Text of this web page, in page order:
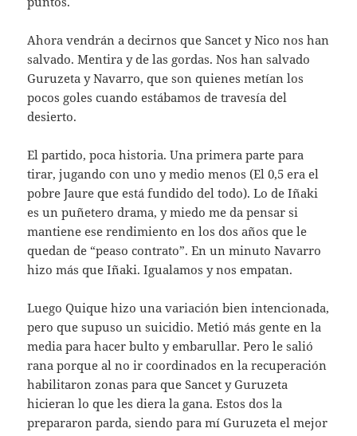
Ahora vendrán a decirnos que Sancet y Nico nos han
salvado. Mentira y de las gordas. Nos han salvado
Guruzeta y Navarro, que son quienes metían los
pocos goles cuando estábamos de travesía del
desierto.
El partido, poca historia. Una primera parte para
tirar, jugando con uno y medio menos (El 0,5 era el
pobre Jaure que está fundido del todo). Lo de Iñaki
es un puñetero drama, y miedo me da pensar si
mantiene ese rendimiento en los dos años que le
quedan de “peaso contrato”. En un minuto Navarro
hizo más que Iñaki. Igualamos y nos empatan.
Luego Quique hizo una variación bien intencionada,
pero que supuso un suicidio. Metió más gente en la
media para hacer bulto y embarullar. Pero le salió
rana porque al no ir coordinados en la recuperación
habilitaron zonas para que Sancet y Guruzeta
hicieran lo que les diera la gana. Estos dos la
prepararon parda, siendo para mí Guruzeta el mejor